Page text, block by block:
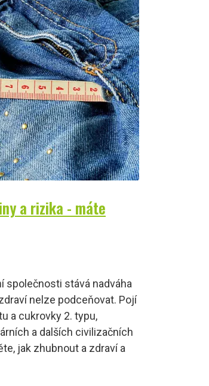
a rizika - máte
společnosti stává nadváha
nelze podceňovat. Pojí
a cukrovky 2. typu,
a dalších civilizačních
jak zhubnout a zdraví a